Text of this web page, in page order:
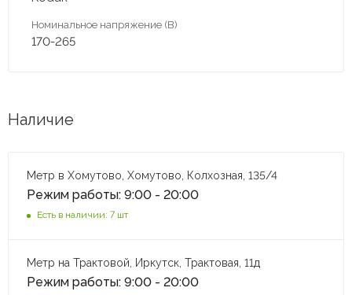
Номинальное напряжение (В)
170-265
Наличие
Метр в Хомутово, Хомутово, Колхозная, 135/4
Режим работы: 9:00 - 20:00
Есть в наличии: 7 шт
Метр на Трактовой, Иркутск, Трактовая, 11д
Режим работы: 9:00 - 20:00